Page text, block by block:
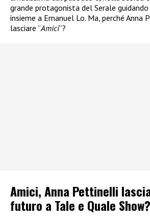
grande protagonista del Serale guidando
insieme a Emanuel Lo. Ma, perché Anna
lasciare “Amici“?
Amici, Anna Pettinelli
futuro a Tale e Quale Show?